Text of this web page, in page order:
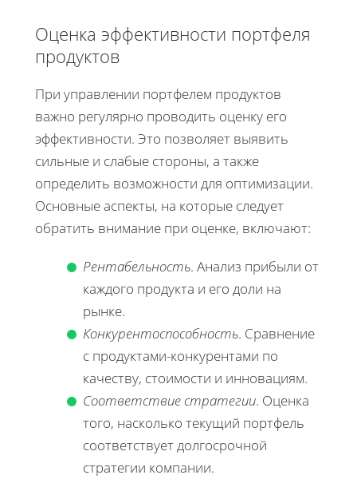
Оценка эффективности портфеля
продуктов
При управлении портфелем продуктов
важно регулярно проводить оценку его
эффективности. Это позволяет выявить
сильные и слабые стороны, а также
определить возможности для оптимизации.
Основные аспекты, на которые следует
обратить внимание при оценке, включают:
Рентабельность. Анализ прибыли от
каждого продукта и его доли на
рынке.
Конкурентоспособность. Сравнение
с продуктами-конкурентами по
качеству, стоимости и инновациям.
Соответствие стратегии. Оценка
того, насколько текущий портфель
соответствует долгосрочной
стратегии компании.